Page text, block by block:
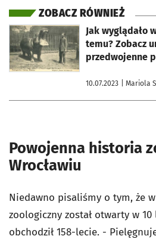
ZOBACZ RÓWNIEŻ
Jak wyglądało
temu? Zobacz
przedwojenne
10.07.2023 | Mariola
otworzy się w nowej karcie
Powojenna historia
Wrocławiu
Niedawno pisaliśmy o tym, że
zoologiczny został otwarty w
obchodził 158-lecie. -